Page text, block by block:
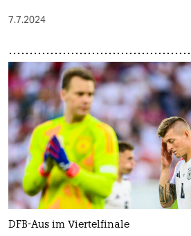
7.7.2024
DFB-Aus im Viertelfinale